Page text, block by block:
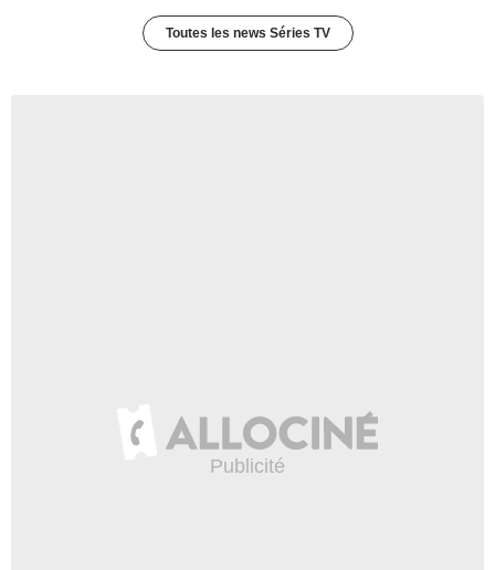
Toutes les news Séries TV